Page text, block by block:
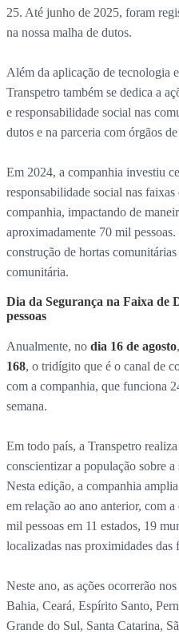
25. Até junho de 2025, foram
na nossa malha de dutos.
Além da aplicação de tecnologia
Transpetro também se dedica a
e responsabilidade social nas
dutos e na parceria com órgãos
Em 2024, a companhia investiu
responsabilidade social nas faixas
companhia, impactando de
aproximadamente 70 mil
construção de hortas
comunitária.
Dia da Segurança na Faixa de
pessoas
Anualmente, no dia 16 de agosto
168, o tridígito que é o canal de
com a companhia, que funciona
semana.
Em todo país, a Transpetro
conscientizar a população sobre
Nesta edição, a companhia
em relação ao ano anterior, com
mil pessoas em 11 estados, 19
localizadas nas proximidades das
Neste ano, as ações ocorrerão
Bahia, Ceará, Espírito Santo,
Grande do Sul, Santa Catarina,